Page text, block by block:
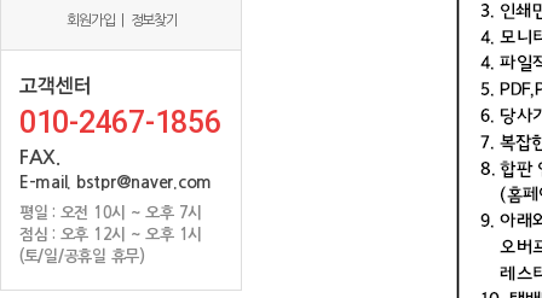
회원가입 정보찾기
010-2467-1856
FAX.
E-mail. bstpr@naver.com
평일 : 오전 10시 ~ 오후 7시
점심 : 오후 12시 ~ 오후 1시
(토/일/공휴일 휴무)